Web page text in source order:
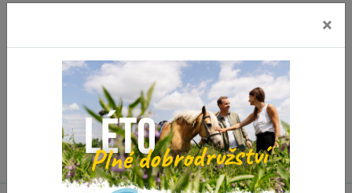
Informační centra
Aplikace ke stažení
Náměty a připomínky
Banner portálu
×